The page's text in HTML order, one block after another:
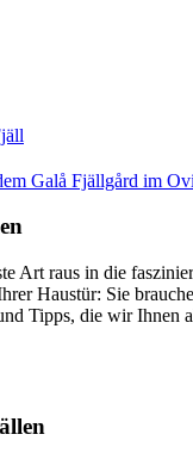
Art raus in die
Haustür: Sie
Tipps, die wir Ihnen